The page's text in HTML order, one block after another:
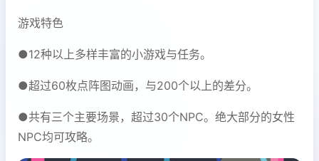
游戏特色
●12种以上多样丰富的小游戏与任务。
●超过60枚点阵图动画，与200个以上的差分。
●共有三个主要场景，超过30个NPC。绝大部分的女性
NPC均可攻略。